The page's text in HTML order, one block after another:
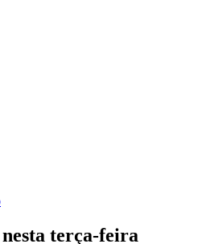
terça-feira